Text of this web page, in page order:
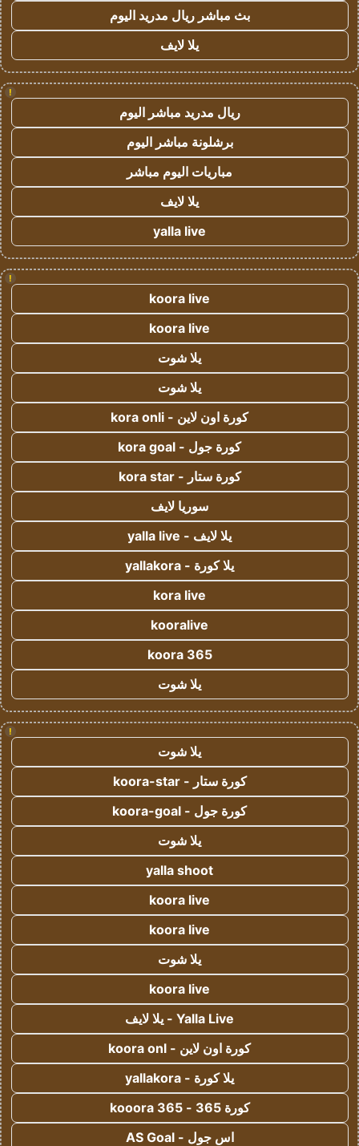
بث مباشر ريال مدريد اليوم
يلا لايف
!
ريال مدريد مباشر اليوم
برشلونة مباشر اليوم
مباريات اليوم مباشر
يلا لايف
yalla live
!
koora live
koora live
يلا شوت
يلا شوت
كورة اون لاين - kora onli
كورة جول - kora goal
كورة ستار - kora star
سوريا لايف
يلا لايف - yalla live
يلا كورة - yallakora
kora live
kooralive
koora 365
يلا شوت
!
يلا شوت
كورة ستار - koora-star
كورة جول - koora-goal
يلا شوت
yalla shoot
koora live
koora live
يلا شوت
koora live
Yalla Live - يلا لايف
كورة اون لاين - koora onl
يلا كورة - yallakora
كورة 365 - kooora 365
اس جول - AS Goal